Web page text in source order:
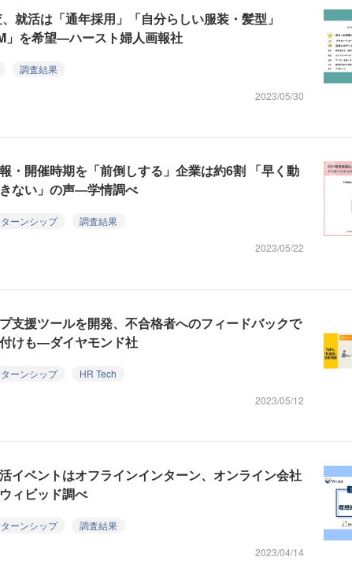
就活は「通年採用」「自分らしい服装・髪型」
」を希望—ハースト婦人画報社
調査結果
2023/05/30
・開催時期を「前倒しする」企業は約6割 「早く動
ない」の声―学情調べ
ーンシップ
調査結果
2023/05/22
支援ツールを開発、不合格者へのフィードバックで
けも―ダイヤモンド社
ーンシップ
HR Tech
2023/05/12
イベントはオフラインインターン、オンライン会社
ィビッド調べ
ーンシップ
調査結果
2023/04/14